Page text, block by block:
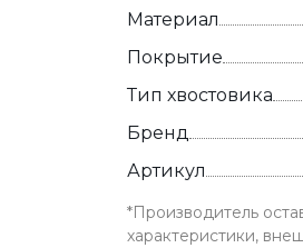
Материал
Покрытие
Тип хвостовика
Бренд
Артикул
*Производитель
характеристики,